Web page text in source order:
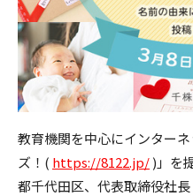
教育機関を中心にインター
ズ！( https://8122.jp/)」を
都千代田区、代表取締役社